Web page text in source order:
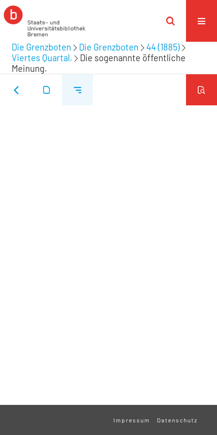
Die Grenzboten Die Grenzboten
44 (1885)
Viertes Quartal.
Die sogenannte öffentliche
Meinung.
Impressum Datenschutz